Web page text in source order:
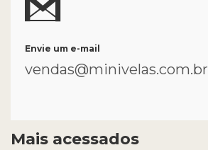
Envie um e-mail
vendas@minivelas.com.br
Mais acessados